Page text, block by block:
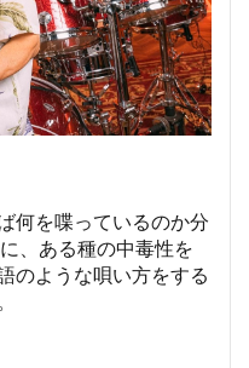
何を喋っているのか分
、ある種の中毒性を
のような唄い方をする